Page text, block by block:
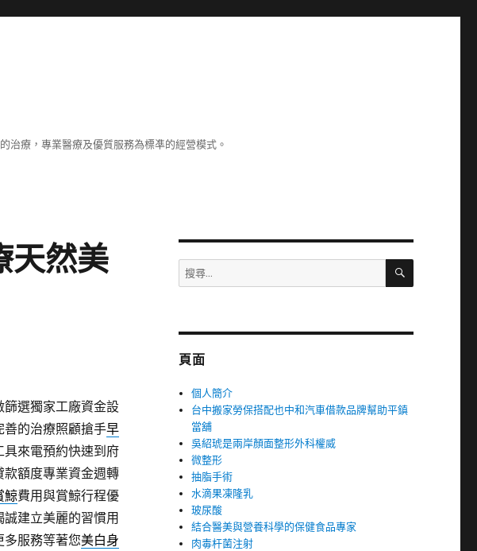
治療，專業醫療及優質服務為標凖的經營模式。
天然美
選獨家工廠資金設
的治療照顧搶手早
具來電預約快速到府
額度專業資金週轉
鯨費用與賞鯨行程優
建立美麗的習慣用
服務等著您美白身
搜
尋
字:
搜
頁面
個人簡介
台中搬家勞保搭配也中和汽車借款品牌幫助平鎮
當舖
吳紹琥是兩岸顏面整形外科權威
微整形
抽脂手術
水滴果凍隆乳
玻尿酸
結合醫美與營養科學的保健食品專家
肉毒杆菌注射